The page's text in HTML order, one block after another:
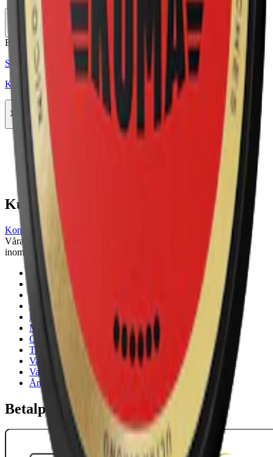
11-pack
Slut
Extra Stark
Styrka Extra Stark · Slim
Kuma Blood Orange Ultra Strong
11-pack
Slut
Föregående
1
Nästa
Kundservice
Kontakta oss
Våra öppettider är: Alla dagar 08:00 - 18:00 Vi svarar vanligtvis
inom 24 timmar på vardagar.
18-årsgräns
Cookiepolicy
Frakt- och leveransvillkor
Integritetspolicy
Köpvillkor
Mitt konto
Om Snuset.se
Tillgänglighetsredogörelse
Vanliga frågor
Varumärken
Ånger
Betalpartner